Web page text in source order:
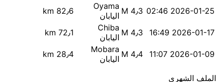
2026-01-25 02:46 M 4٫3 Oyama
اليابان
82٫6 km
2026-01-17 16:49 M 4٫3 Chiba
اليابان
72٫1 km
2026-01-09 11:07 M 4٫4 Mobara
اليابان
28٫4 km
الملف الشهري